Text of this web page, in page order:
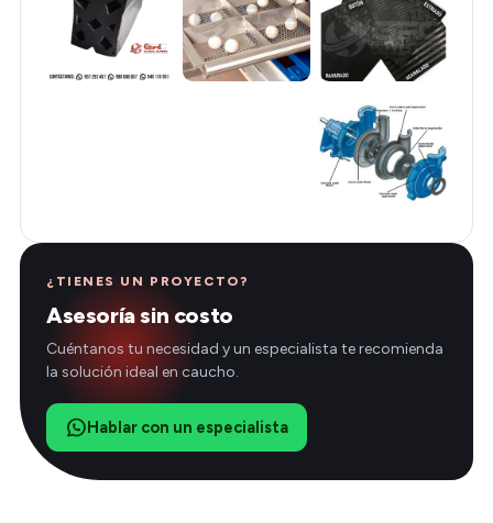
¿TIENES UN PROYECTO?
Asesoría sin costo
Cuéntanos tu necesidad y un especialista te recomienda
la solución ideal en caucho.
Hablar con un especialista